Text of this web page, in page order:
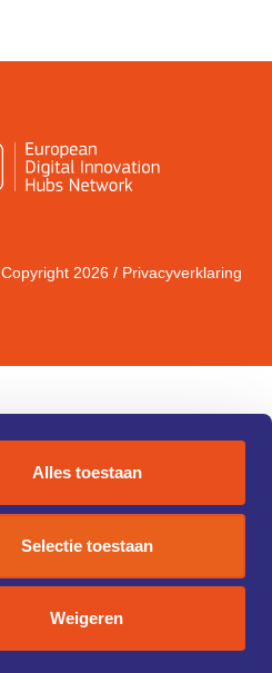
Alles toestaan
Selectie toestaan
Weigeren
Copyright 2026 / Privacyverklaring